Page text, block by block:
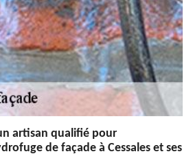
artisan qualifié pour
de façade à Cessales et ses